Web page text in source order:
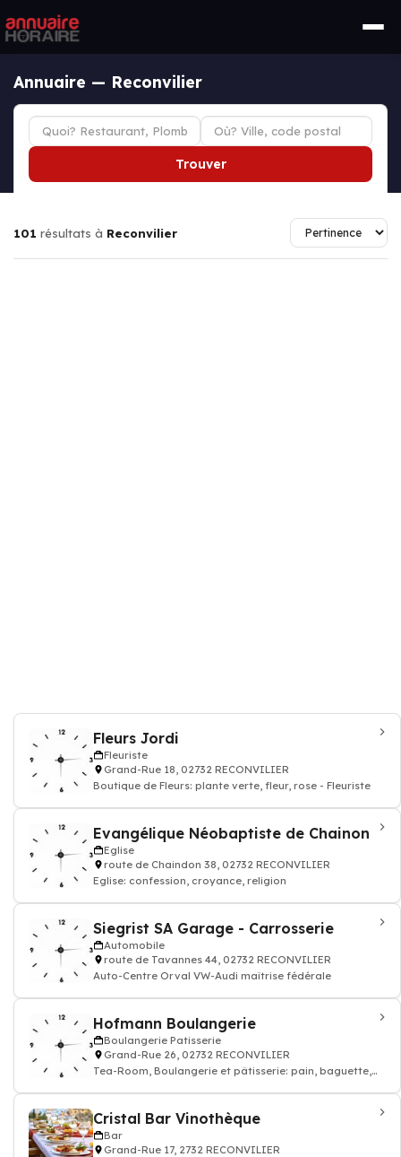
Annuaire — Reconvilier
Trouver
101 résultats à Reconvilier
Fleurs Jordi
Fleuriste
Grand-Rue 18, 02732 RECONVILIER
Boutique de Fleurs: plante verte, fleur, rose - Fleuriste
Evangélique Néobaptiste de Chainon
Eglise
route de Chaindon 38, 02732 RECONVILIER
Eglise: confession, croyance, religion
Siegrist SA Garage - Carrosserie
Automobile
route de Tavannes 44, 02732 RECONVILIER
Auto-Centre Orval VW-Audi maîtrise fédérale
Hofmann Boulangerie
Boulangerie Patisserie
Grand-Rue 26, 02732 RECONVILIER
Tea-Room, Boulangerie et pâtisserie: pain, baguette,
Cristal Bar Vinothèque
Bar
Grand-Rue 17, 2732 RECONVILIER